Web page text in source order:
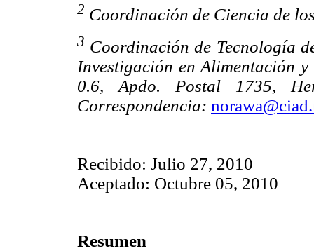
2 Coordinación de Ciencia de
3 Coordinación de Tecnología
Investigación en Alimentación
0.6, Apdo. Postal 1735,
Correspondencia:
Recibido: Julio 27, 2010
Aceptado: Octubre 05, 2010
Resumen